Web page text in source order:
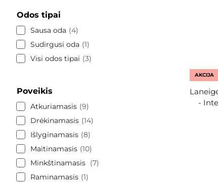
Odos tipai
Sausa oda
4
Sudirgusi oda
1
Visi odos tipai
3
Poveikis
Atkuriamasis 9
Drėkinamasis 14
Išlyginamasis 8
Maitinamasis 10
Minkštinamasis
7
Raminamasis 1
AKCIJA
-